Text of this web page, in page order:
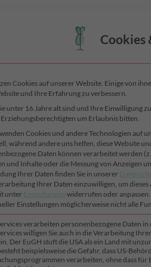
SHOP NEUHEITEN STOFFE
Cookies
Cookies auf unserer Website. Einige von
und Ihre Erfahrung zu verbessern.
unter 16 Jahre alt sind und Ihre Einwilligung
Erziehungsberechtigten um Erlaubnis bitten.
Cookies und andere Technologien auf
während andere uns helfen, diese Website
Daten können verarbeitet werden
und Inhalte oder die Messung von Anzeigen
Ihrer Daten finden Sie in unserer
Ihrer Daten einzuwilligen, um
unterEinstellungen widerrufen oder anpassen.
Einstellungen möglicherweise nicht alle
verarbeiten personenbezogene Daten
willigen Sie auch in die Verarbeitung
Der EuGH stuft die USA als ein Land mit
beispielsweise die Gefahr, dass US-
verarbeiten, ohne dass